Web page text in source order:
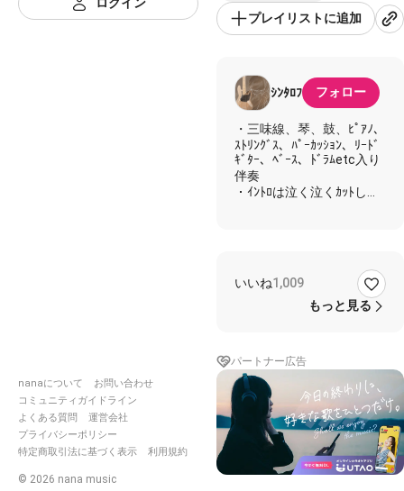
nanaについて
お問い合わせ
コミュニティガイドライン
よくある質問
運営会社
プライバシーポリシー
特定商取引法に基づく表示
利用規約
© 2026 nana music
プレイリストに追加
ｼﾝﾀﾛﾌ フォロー
・三味線、琴、鼓、ﾋﾟｱﾉ、
ｽﾄﾘﾝｸﾞｽ、ﾊﾟｰｶｯｼｮﾝ、ﾘｰﾄﾞ
ｷﾞﾀｰ、ﾍﾞｰｽ、ﾄﾞﾗﾑetc入り
伴奏
・ｲﾝﾄﾛは泣く泣くｶｯﾄして
DTMの練習がてら、完コ
いいね1,009
もっと見る
パートナー広告